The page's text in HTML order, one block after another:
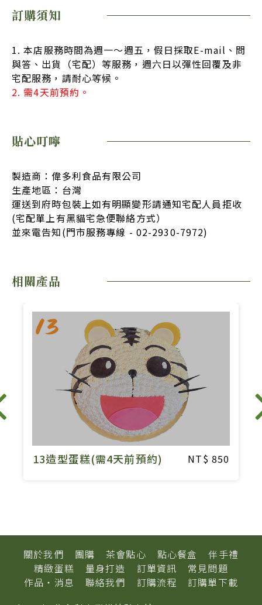
訂購須知
1. 本店服務時間為週一～週五，假日採取E-mail、問
與答、出貨（宅配）等服務，週六日以彈性回覆及非
宅配服務，請耐心等候。
2. 需4天前預約。
貼心叮嚀
製造商：偉多利食品有限公司
生產地區：台灣
運送到府時包裝上如有明顯變形請通知宅配人員拒收
(宅配單上有黑貓宅急便聯絡方式）
並來電告知(門市服務專線 - 02-2930-7972)
相關產品
13造型蛋糕(需4天前預約) 850
關於我們 團購 茶會點心 點心餐盒
伴手禮
精緻蛋糕
量身打造 訂單資訊
常見問題
作品‧消息
聯絡我們 訂購流程
訂購單下載